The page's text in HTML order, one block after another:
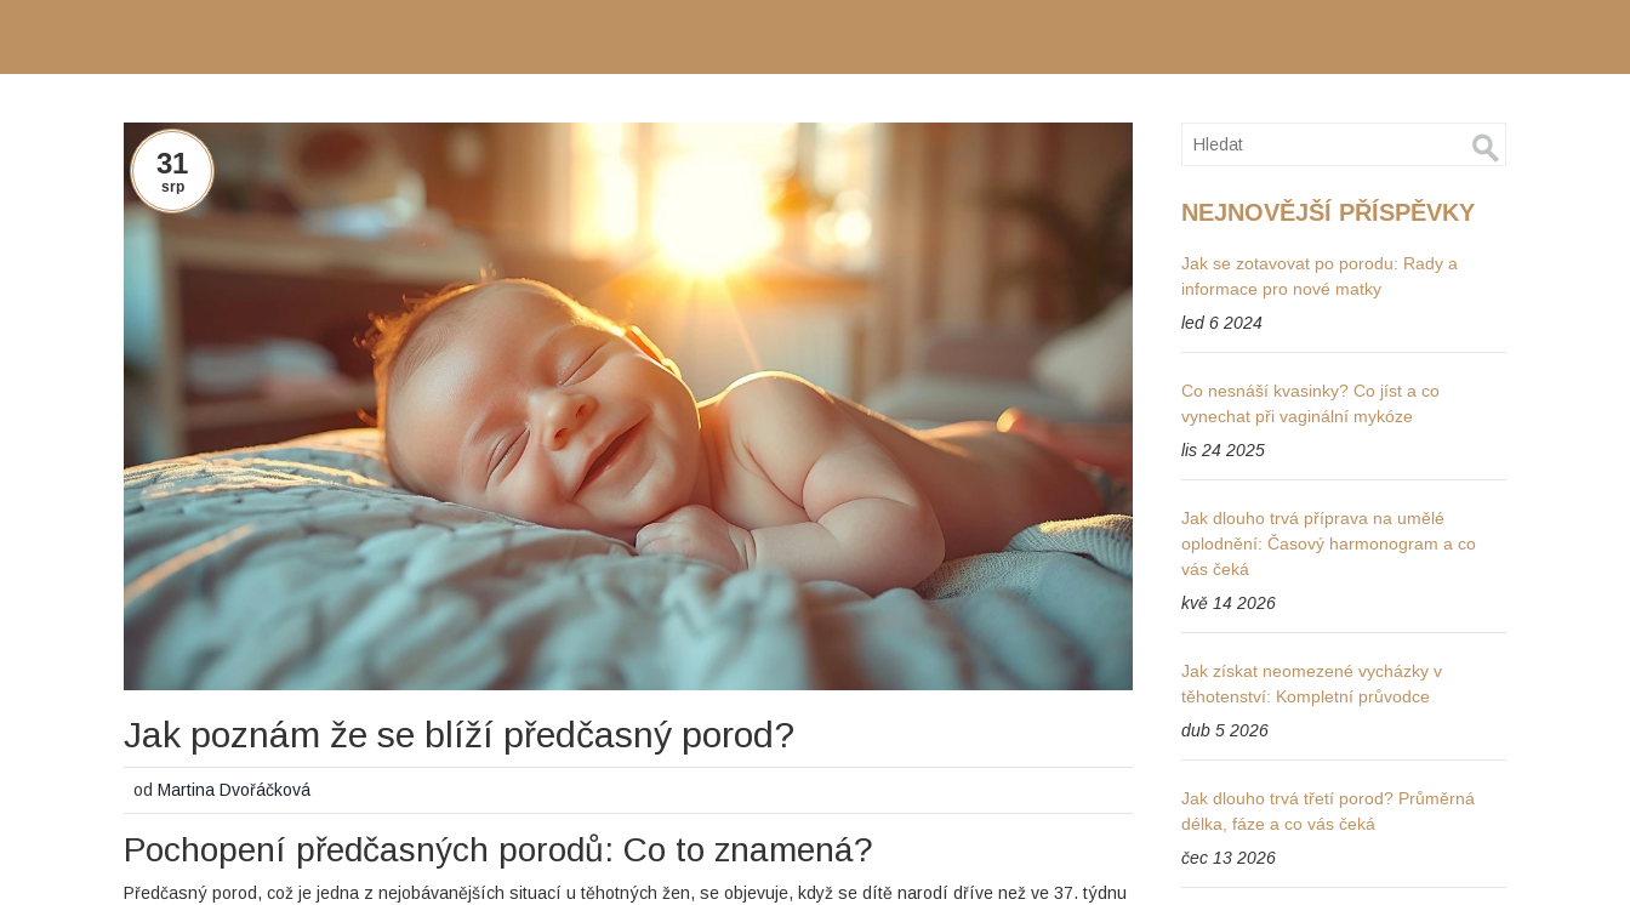
31
srp
Jak poznám že se blíží předčasný porod?
odMartina Dvořáčková
Pochopení předčasných porodů: Co to znamená?
Předčasný porod, což je jedna z nejobávanějších situací u těhotných žen, se objevuje, když se dítě narodí dříve než ve 37. týdnu
NEJNOVĚJŠÍ PŘÍSPĚVKY
Jak se zotavovat po porodu: Rady a
informace pro nové matky
led 6 2024
Co nesnáší kvasinky? Co jíst a co
vynechat při vaginální mykóze
lis 24 2025
Jak dlouho trvá příprava na umělé
oplodnění: Časový harmonogram a co
vás čeká
kvě 14 2026
Jak získat neomezené vycházky v
těhotenství: Kompletní průvodce
dub 5 2026
Jak dlouho trvá třetí porod? Průměrná
délka, fáze a co vás čeká
čec 13 2026